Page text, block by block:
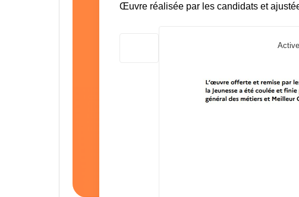
Œuvre réalisée par les candidats et